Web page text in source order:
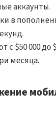
аккаунты.
в
с $50 000 до
месяца.